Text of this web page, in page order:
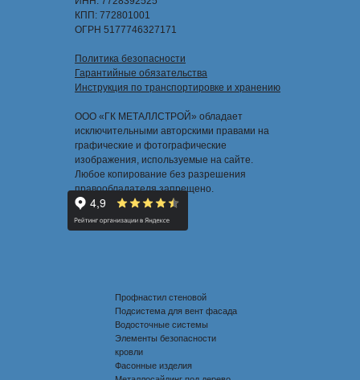
КПП: 772801001
ОГРН 5177746327171
Политика безопасности
Гарантийные обязательства
Инструкция по транспортировке и хранению
ООО «ГК МЕТАЛЛСТРОЙ» обладает
исключительными авторскими правами на
графические и фотографические
изображения, используемые на сайте.
Любое копирование без разрешения
правообладателя запрещено.
Профнастил стеновой
Подсистема для вент фасада
Водосточные системы
Элементы безопасности
кровли
Фасонные изделия